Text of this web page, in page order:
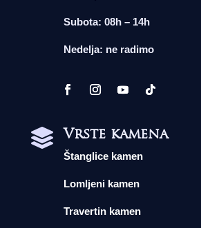
Subota: 08h – 14h
Nedelja: ne radimo
 Vrste kamena
Štanglice kamen
Lomljeni kamen
Travertin kamen